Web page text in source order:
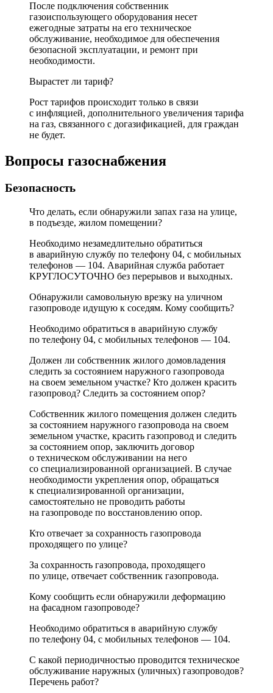
После подключения собственник
газоиспользующего оборудования несет
ежегодные затраты на его техническое
обслуживание, необходимое для обеспечения
безопасной эксплуатации, и ремонт при
необходимости.
Вырастет ли тариф?
Рост тарифов происходит только в связи
с инфляцией, дополнительного увеличения тарифа
на газ, связанного с догазификацией, для граждан
не будет.
Вопросы газоснабжения
Безопасность
Что делать, если обнаружили запах газа на улице,
в подъезде, жилом помещении?
Необходимо незамедлительно обратиться
в аварийную службу по телефону 04, с мобильных
телефонов — 104. Аварийная служба работает
КРУГЛОСУТОЧНО без перерывов и выходных.
Обнаружили самовольную врезку на уличном
газопроводе идущую к соседям. Кому сообщить?
Необходимо обратиться в аварийную службу
по телефону 04, с мобильных телефонов — 104.
Должен ли собственник жилого домовладения
следить за состоянием наружного газопровода
на своем земельном участке? Кто должен красить
газопровод? Следить за состоянием опор?
Собственник жилого помещения должен следить
за состоянием наружного газопровода на своем
земельном участке, красить газопровод и следить
за состоянием опор, заключить договор
о техническом обслуживании на него
со специализированной организацией. В случае
необходимости укрепления опор, обращаться
к специализированной организации,
самостоятельно не проводить работы
на газопроводе по восстановлению опор.
Кто отвечает за сохранность газопровода
проходящего по улице?
За сохранность газопровода, проходящего
по улице, отвечает собственник газопровода.
Кому сообщить если обнаружили деформацию
на фасадном газопроводе?
Необходимо обратиться в аварийную службу
по телефону 04, с мобильных телефонов — 104.
С какой периодичностью проводится техническое
обслуживание наружных (уличных) газопроводов?
Перечень работ?